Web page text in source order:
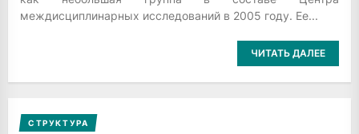
междисциплинарных исследований в 2005 году. Ее...
ЧИТАТЬ ДАЛЕЕ
СТРУКТУРА